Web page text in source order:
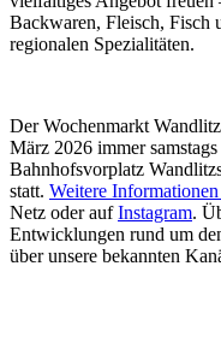
Backwaren, Fleisch, Fisch
regionalen Spezialitäten.
Der Wochenmarkt
März 2026 immer
Bahnhofsvorplatz
statt. Weitere
Netz oder aufInstagram.
Entwicklungen rund um
über unsere bekannten